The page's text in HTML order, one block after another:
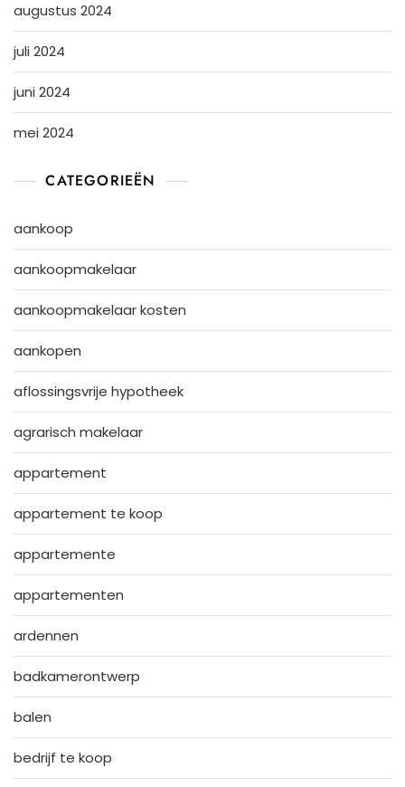
augustus 2024
juli 2024
juni 2024
mei 2024
CATEGORIEËN
aankoop
aankoopmakelaar
aankoopmakelaar kosten
aankopen
aflossingsvrije hypotheek
agrarisch makelaar
appartement
appartement te koop
appartemente
appartementen
ardennen
badkamerontwerp
balen
bedrijf te koop